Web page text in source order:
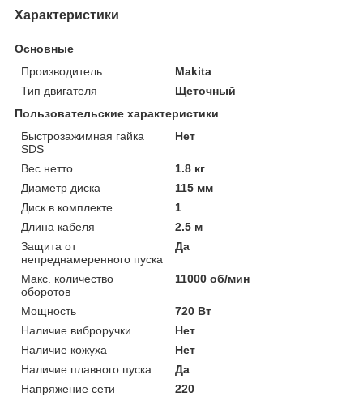
Характеристики
Основные
Производитель
Makita
Тип двигателя
Щеточный
Пользовательские характеристики
Быстрозажимная гайка
SDS
Нет
Вес нетто
1.8 кг
Диаметр диска
115 мм
Диск в комплекте
1
Длина кабеля
2.5 м
Защита от
непреднамеренного пуска
Да
Макс. количество
оборотов
11000 об/мин
Мощность
720 Вт
Наличие виброручки
Нет
Наличие кожуха
Нет
Наличие плавного пуска
Да
Напряжение сети
220